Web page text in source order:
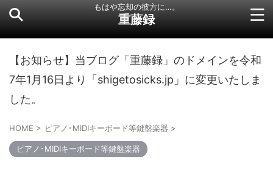
もはや忘却の彼方に…。
重藤録
【お知らせ】当ブログ「重藤録」のドメインを令和
7年1月16日より「shigetosicks.jp」に変更いたしま
した。
HOME > ピアノ･MIDIキーボード等鍵盤楽器 >
ピアノ･MIDIキーボード等鍵盤楽器